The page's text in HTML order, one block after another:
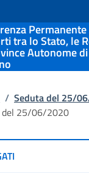
tra lo Stato, le
Autonome
/ Seduta del 25/
del 25/06/2020